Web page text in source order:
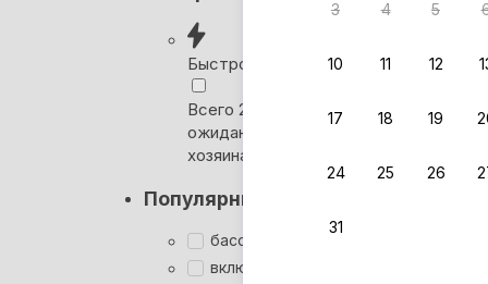
3 4 5
10 11 12
17 18 19
24 25 26
31
Быстрое бронирование
Всего 2 минуты, без
ожидания ответа от
хозяина
Популярные фильтры
бассейн
включён завтрак
Вернём